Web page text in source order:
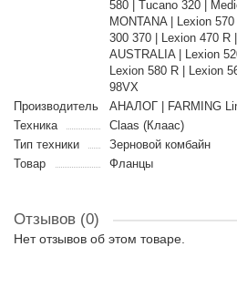
580 | Tucano 320 |
MONTANA | Lexion
300 370 | Lexion 470 R
AUSTRALIA | Lexion
Lexion 580 R | Lexion
98VX
Производитель
АНАЛОГ | FARMING
Техника
Claas (Клаас)
Тип техники
Зерновой комбайн
Товар
Фланцы
Отзывов (0)
Нет отзывов об этом товаре.